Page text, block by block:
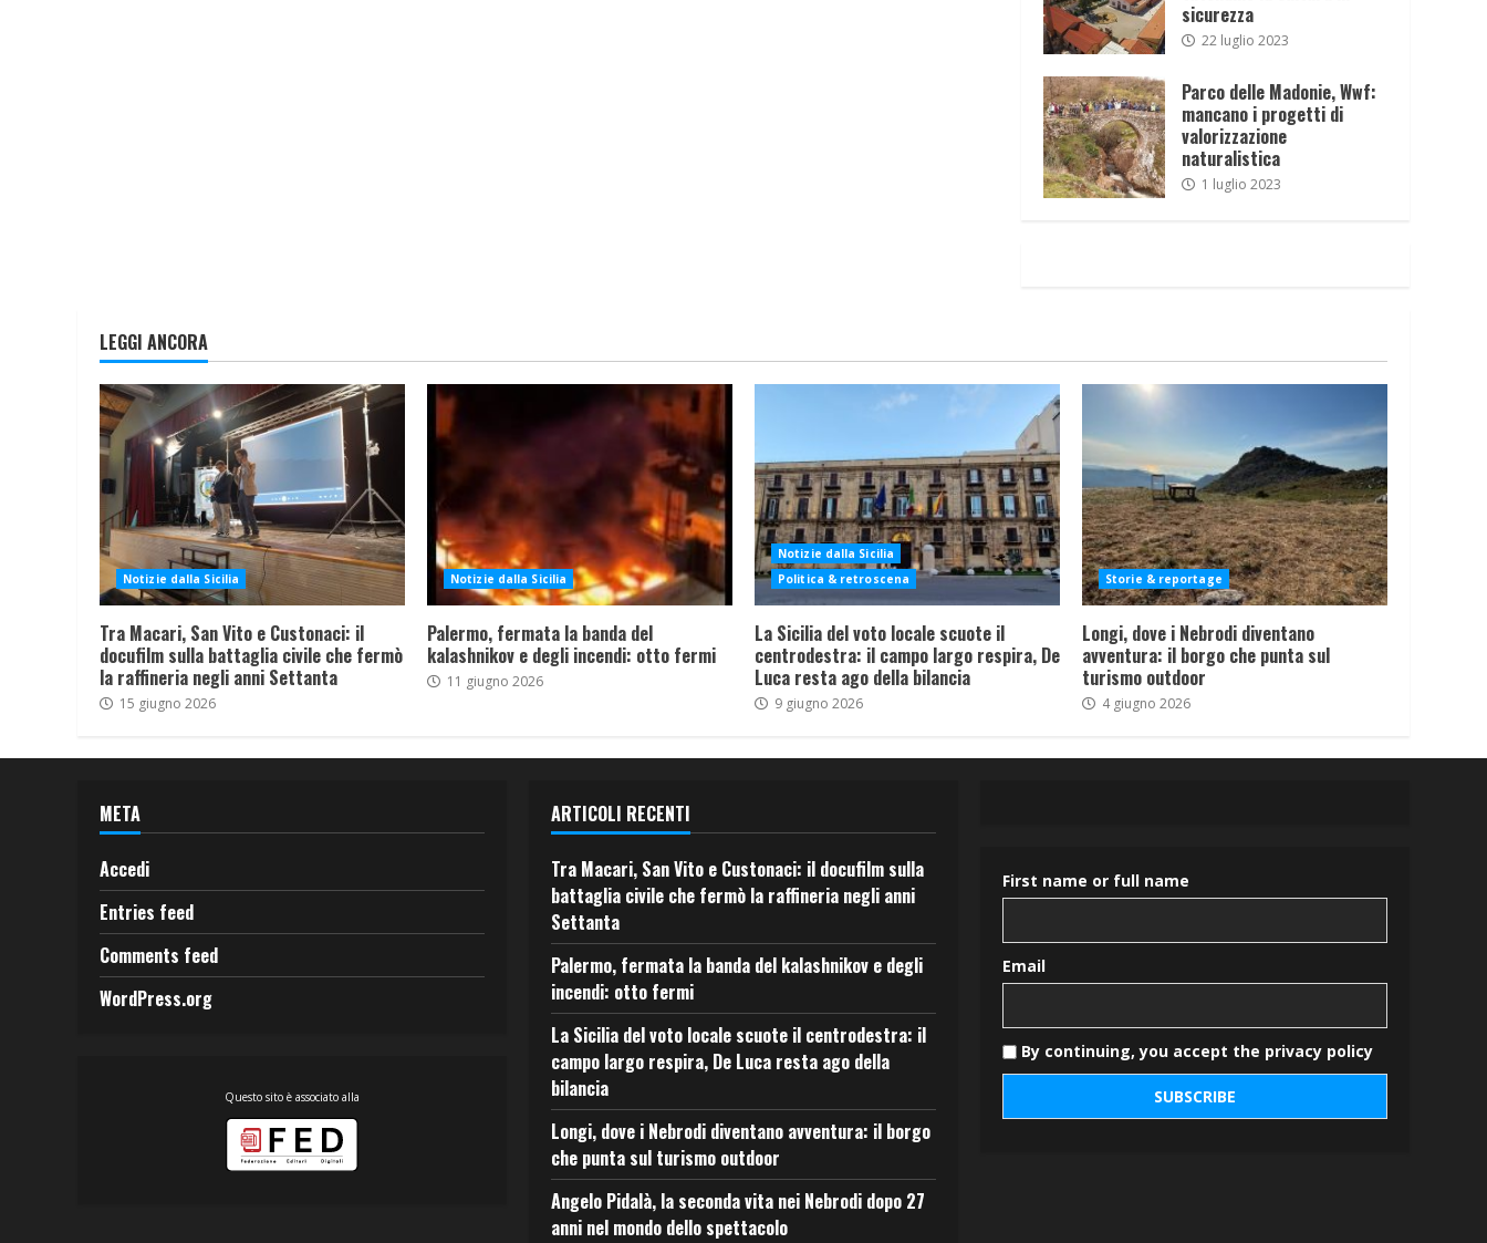
sicurezza
22 luglio 2023
Parco delle Madonie, Wwf:
mancano i progetti di
valorizzazione
naturalistica
1 luglio 2023
LEGGI ANCORA
Notizie dalla Sicilia
Tra Macari, San Vito e Custonaci: il
docufilm sulla battaglia civile che fermò
la raffineria negli anni Settanta
15 giugno 2026
Notizie dalla Sicilia
Palermo, fermata la banda del
kalashnikov e degli incendi: otto fermi
11 giugno 2026
Notizie dalla Sicilia
Politica & retroscena
La Sicilia del voto locale scuote il
centrodestra: il campo largo respira, De
Luca resta ago della bilancia
9 giugno 2026
Storie & reportage
Longi, dove i Nebrodi diventano
avventura: il borgo che punta sul
turismo outdoor
4 giugno 2026
META
Accedi
Entries feed
Comments feed
WordPress.org
Questo sito è associato alla
ARTICOLI RECENTI
Tra Macari, San Vito e Custonaci: il docufilm sulla
battaglia civile che fermò la raffineria negli anni
Settanta
Palermo, fermata la banda del kalashnikov e degli
incendi: otto fermi
La Sicilia del voto locale scuote il centrodestra: il
campo largo respira, De Luca resta ago della
bilancia
Longi, dove i Nebrodi diventano avventura: il borgo
che punta sul turismo outdoor
Angelo Pidalà, la seconda vita nei Nebrodi dopo 27
anni nel mondo dello spettacolo
First name or full name
Email
By continuing, you accept the privacy policy